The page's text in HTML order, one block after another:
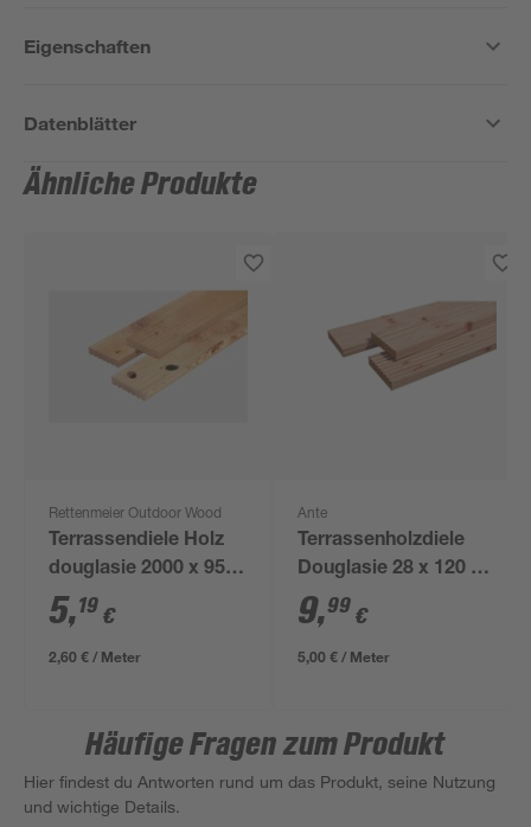
Eigenschaften
Datenblätter
Ähnliche Produkte
Rettenmeier Outdoor Wood
Terrassendiele Holz
douglasie 2000 x 95 x
21 mm
5,19 €
2,60 € / Meter
Ante
Terrassenholzdiele
Douglasie 28 x 120 x
2000 mm
9,99 €
5,00 € / Meter
Häufige Fragen zum Produkt
Hier findest du Antworten rund um das Produkt, seine Nutzung
und wichtige Details.